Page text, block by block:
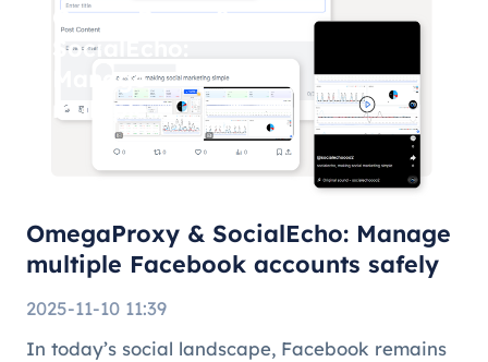
OmegaProxy &
SocialEcho:
Manage
multiple
Facebook
accounts
OmegaProxy & SocialEcho: Manage
multiple Facebook accounts safely
2025-11-10 11:39
In today’s social landscape, Facebook remains